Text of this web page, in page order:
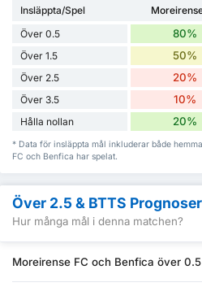
Insläppta/Spel
Över 0.5
80%
Över 1.5 50%
Över 2.5 20%
Över 3.5 10%
Hålla nollan 20%
* Data för insläppta mål inkluderar både
FC och Benfica har spelat.
Över 2.5 & BTTS Prognoser
Hur många mål i denna matchen?
Moreirense FC och Benfica över